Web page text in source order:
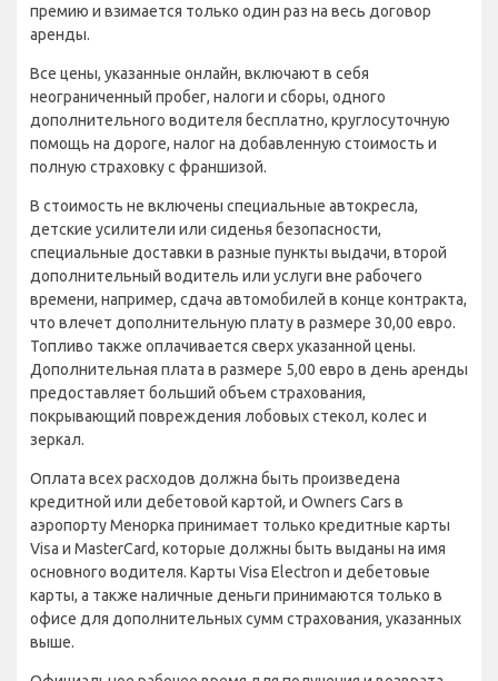
премию и взимается только один раз на весь договор
аренды.
Все цены, указанные онлайн, включают в себя
неограниченный пробег, налоги и сборы, одного
дополнительного водителя бесплатно, круглосуточную
помощь на дороге, налог на добавленную стоимость и
полную страховку с франшизой.
В стоимость не включены специальные автокресла,
детские усилители или сиденья безопасности,
специальные доставки в разные пункты выдачи, второй
дополнительный водитель или услуги вне рабочего
времени, например, сдача автомобилей в конце контракта,
что влечет дополнительную плату в размере 30,00 евро.
Топливо также оплачивается сверх указанной цены.
Дополнительная плата в размере 5,00 евро в день аренды
предоставляет больший объем страхования,
покрывающий повреждения лобовых стекол, колес и
зеркал.
Оплата всех расходов должна быть произведена
кредитной или дебетовой картой, и Owners Cars в
аэропорту Менорка принимает только кредитные карты
Visa и MasterCard, которые должны быть выданы на имя
основного водителя. Карты Visa Electron и дебетовые
карты, а также наличные деньги принимаются только в
офисе для дополнительных сумм страхования, указанных
выше.